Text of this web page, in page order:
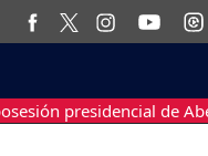
presidencial de